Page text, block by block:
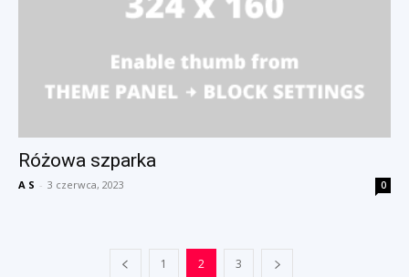
Różowa szparka
A S - 3 czerwca, 2023 0
1 2 3